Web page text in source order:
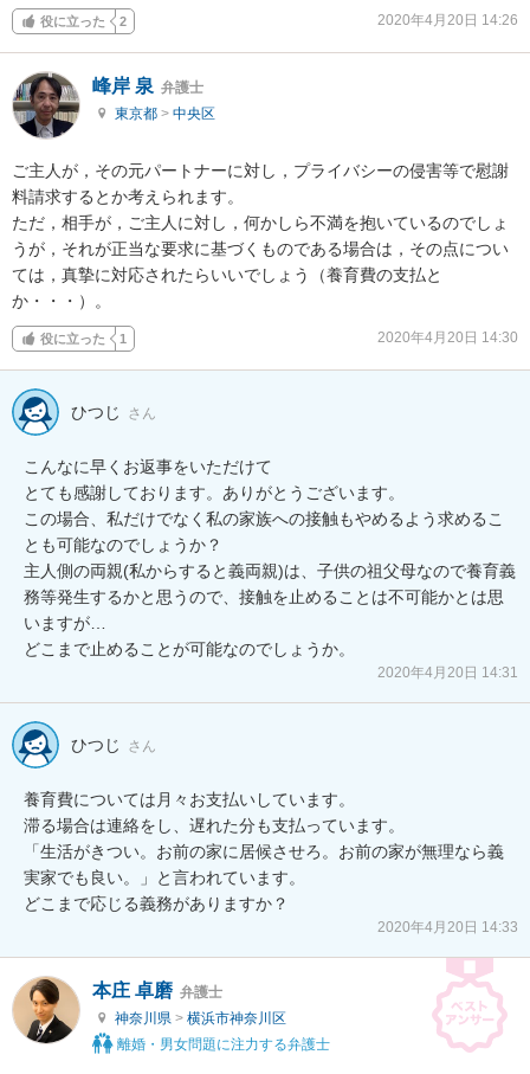
役に立った 2 2020年4月20日 14:26
峰岸 泉 弁護士
東京都 > 中央区
ご主人が，その元パートナーに対し，プライバシーの侵害等で慰謝
料請求するとか考えられます。
ただ，相手が，ご主人に対し，何かしら不満を抱いているのでしょ
うが，それが正当な要求に基づくものである場合は，その点につい
ては，真摯に対応されたらいいでしょう（養育費の支払と
か・・・）。
役に立った 1 2020年4月20日 14:30
ひつじ さん
こんなに早くお返事をいただけて
とても感謝しております。ありがとうございます。
この場合、私だけでなく私の家族への接触もやめるよう求めるこ
とも可能なのでしょうか？
主人側の両親(私からすると義両親)は、子供の祖父母なので養育義
務等発生するかと思うので、接触を止めることは不可能かとは思
いますが…
どこまで止めることが可能なのでしょうか。
2020年4月20日 14:31
ひつじ さん
養育費については月々お支払いしています。
滞る場合は連絡をし、遅れた分も支払っています。
「生活がきつい。お前の家に居候させろ。お前の家が無理なら義
実家でも良い。」と言われています。
どこまで応じる義務がありますか？
2020年4月20日 14:33
本庄 卓磨 弁護士
神奈川県 > 横浜市神奈川区
離婚・男女問題に注力する弁護士